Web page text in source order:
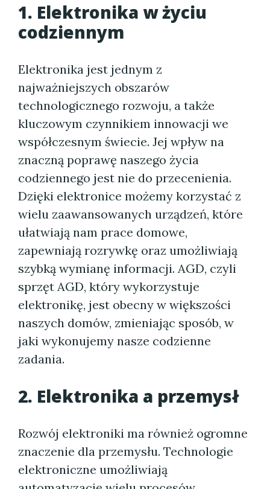
1. Elektronika w życiu
codziennym
Elektronika jest jednym z
najważniejszych obszarów
technologicznego rozwoju, a także
kluczowym czynnikiem innowacji we
współczesnym świecie. Jej wpływ na
znaczną poprawę naszego życia
codziennego jest nie do przecenienia.
Dzięki elektronice możemy korzystać z
wielu zaawansowanych urządzeń, które
ułatwiają nam prace domowe,
zapewniają rozrywkę oraz umożliwiają
szybką wymianę informacji. AGD, czyli
sprzęt AGD, który wykorzystuje
elektronikę, jest obecny w większości
naszych domów, zmieniając sposób, w
jaki wykonujemy nasze codzienne
zadania.
2. Elektronika a przemysł
Rozwój elektroniki ma również ogromne
znaczenie dla przemysłu. Technologie
elektroniczne umożliwiają